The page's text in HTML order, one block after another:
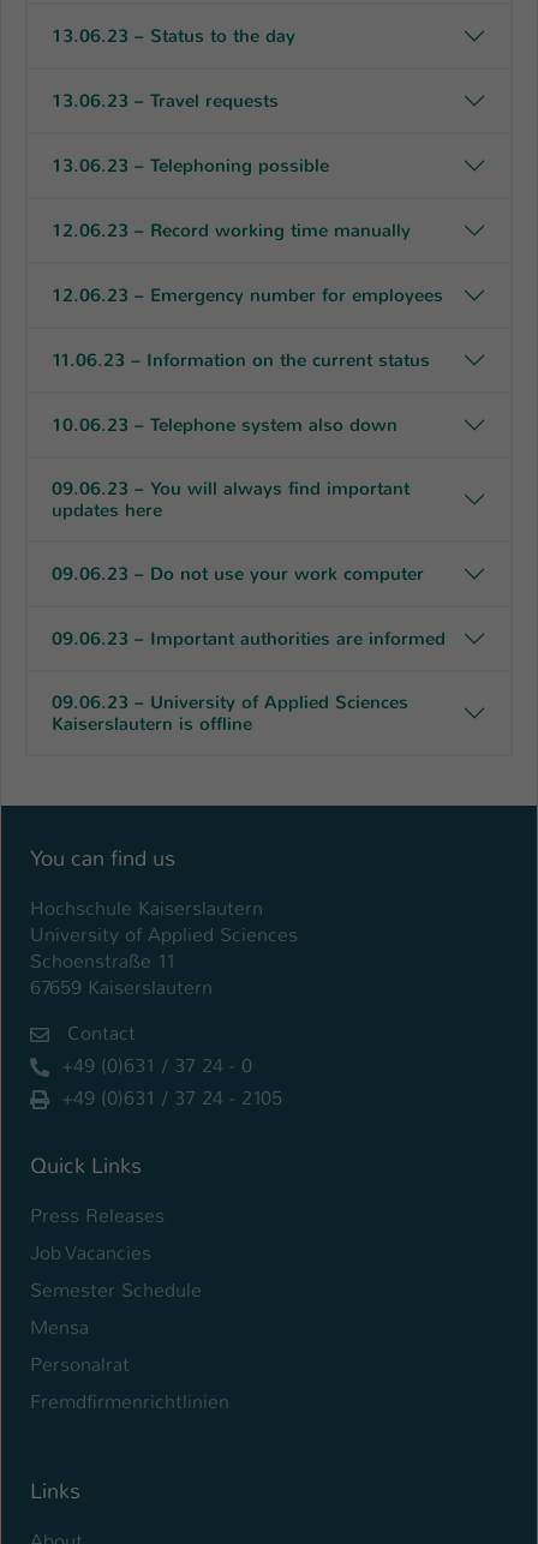
13.06.23 – Status to the day
13.06.23 – Travel requests
13.06.23 – Telephoning possible
12.06.23 – Record working time manually
12.06.23 – Emergency number for employees
11.06.23 – Information on the current status
10.06.23 – Telephone system also down
09.06.23 – You will always find important
updates here
09.06.23 – Do not use your work computer
09.06.23 – Important authorities are informed
09.06.23 – University of Applied Sciences
Kaiserslautern is offline
You can find us
Hochschule Kaiserslautern
University of Applied Sciences
Schoenstraße 11
67659 Kaiserslautern
Contact
+49 (0)631 / 37 24 - 0
+49 (0)631 / 37 24 - 2105
Quick Links
Press Releases
Job Vacancies
Semester Schedule
Mensa
Personalrat
Fremdfirmenrichtlinien
Links